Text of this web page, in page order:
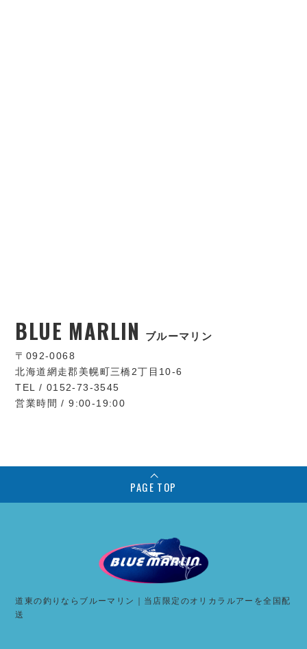
BLUE MARLIN ブルーマリン
〒092-0068
北海道網走郡美幌町三橋2丁目10-6
TEL / 0152-73-3545
営業時間 / 9:00-19:00
PAGE TOP
道東の釣りならブルーマリン｜当店限定のオリカラルアーを全国配
送